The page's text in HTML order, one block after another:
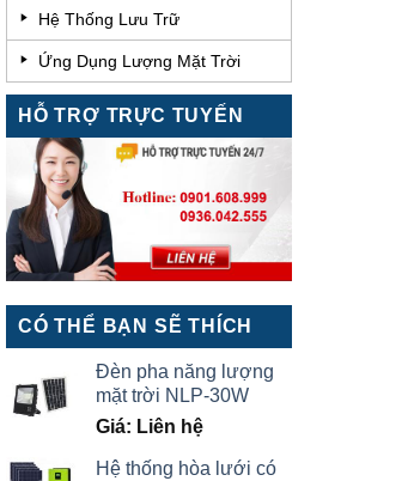
Hệ Thống Lưu Trữ
Ứng Dụng Lượng Mặt Trời
HỖ TRỢ TRỰC TUYẾN
CÓ THỂ BẠN SẼ THÍCH
Đèn pha năng lượng
mặt trời NLP-30W
Giá: Liên hệ
Hệ thống hòa lưới có